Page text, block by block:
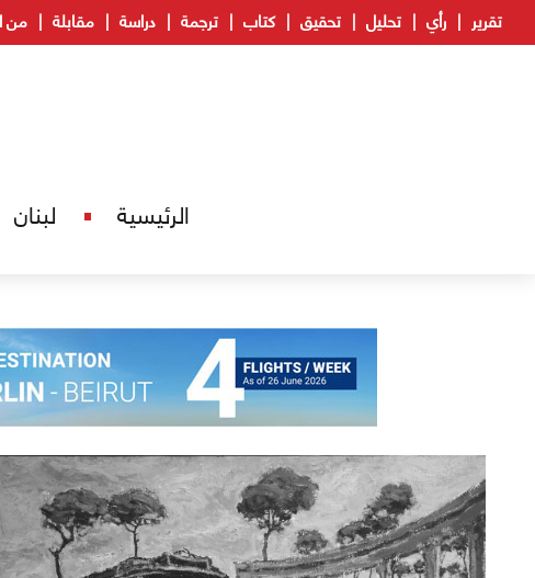
تقرير رأي تحليل تحقيق كتاب ترجمة دراسة مقابلة من
الرئيسية لبنان